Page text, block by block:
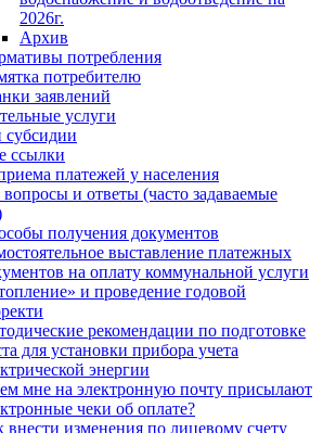
2026г.
Архив
потребления
потребителю
заявлений
услуги
ссылки
платежей у населения
и ответы (часто задаваемые
получения документов
выставление платежных
на оплату коммунальной услуги
и проведение годовой
рекомендации по подготовке
для установки прибора учета
энергии
мне на электронную почту присылают
чеки об оплате?
внести изменения по лицевому счету